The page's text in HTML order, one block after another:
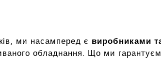
ми насамперед є виробниками
обладнання. Що ми